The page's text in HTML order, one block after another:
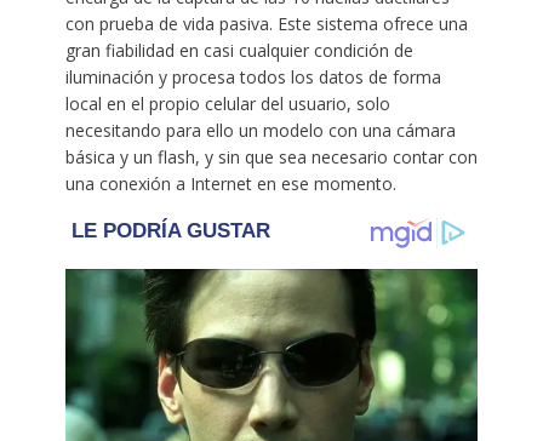
con prueba de vida pasiva. Este sistema ofrece una
gran fiabilidad en casi cualquier condición de
iluminación y procesa todos los datos de forma
local en el propio celular del usuario, solo
necesitando para ello un modelo con una cámara
básica y un flash, y sin que sea necesario contar con
una conexión a Internet en ese momento.